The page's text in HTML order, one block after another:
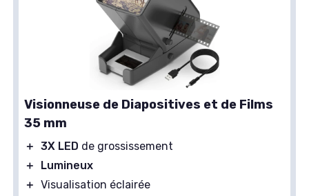
Visionneuse de Diapositives et de Films
35 mm
＋ 3X LED de grossissement
＋
Lumineux
＋ Visualisation éclairée